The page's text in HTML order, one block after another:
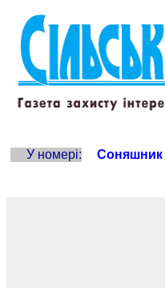
У номері:
Соняшник